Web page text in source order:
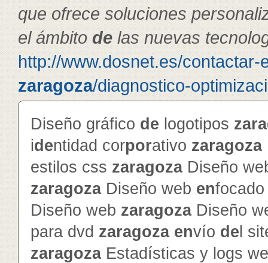
que ofrece soluciones
el ámbitode las nuevas
http://www.dosnet.es/contactar-
zaragoza/diagnostico-
Diseño gráfico de logotipos
identidad corporativo zaragoza
estilos css zaragozaDiseño
zaragozaDiseño web en
Diseño web zaragozaDiseño
para dvd zaragoza envío de l
zaragozaEstadísticas y logs